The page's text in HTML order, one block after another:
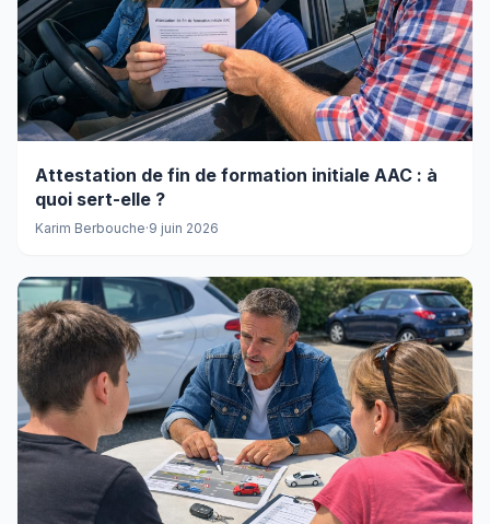
Attestation de fin de formation initiale AAC : à
quoi sert-elle ?
Karim Berbouche·9 juin 2026